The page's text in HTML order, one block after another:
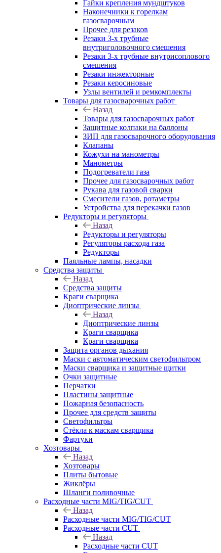
Гайки крепления мундштуков
Наконечники к горелкам
газосварочным
Прочее для резаков
Резаки 3-х трубные
внутриголовочного смешения
Резаки 3-х трубные внутрисоплового
смешения
Резаки инжекторные
Резаки керосиновые
Узлы вентилей и ремкомплекты
Товары для газосварочных работ
Назад
Товары для газосварочных работ
Защитные колпаки на баллоны
ЗИП для газосварочного оборудования
Клапаны
Кожухи на манометры
Манометры
Подогреватели газа
Прочее для газосварочных работ
Рукава для газовой сварки
Смесители газов, ротаметры
Устройства для перекачки газов
Редукторы и регуляторы
Назад
Редукторы и регуляторы
Регуляторы расхода газа
Редукторы
Паяльные лампы, насадки
Средства защиты
Назад
Средства защиты
Краги сварщика
Диоптрические линзы
Назад
Диоптрические линзы
Краги сварщика
Краги сварщика
Защита органов дыхания
Маски с автоматическим светофильтром
Маски сварщика и защитные щитки
Очки защитные
Перчатки
Пластины защитные
Пожарная безопасность
Прочее для средств защиты
Светофильтры
Стёкла к маскам сварщика
Фартуки
Хозтовары
Назад
Хозтовары
Плиты бытовые
Жиклёры
Шланги поливочные
Расходные части MIG/TIG/CUT
Назад
Расходные части MIG/TIG/CUT
Расходные части CUT
Назад
Расходные части CUT